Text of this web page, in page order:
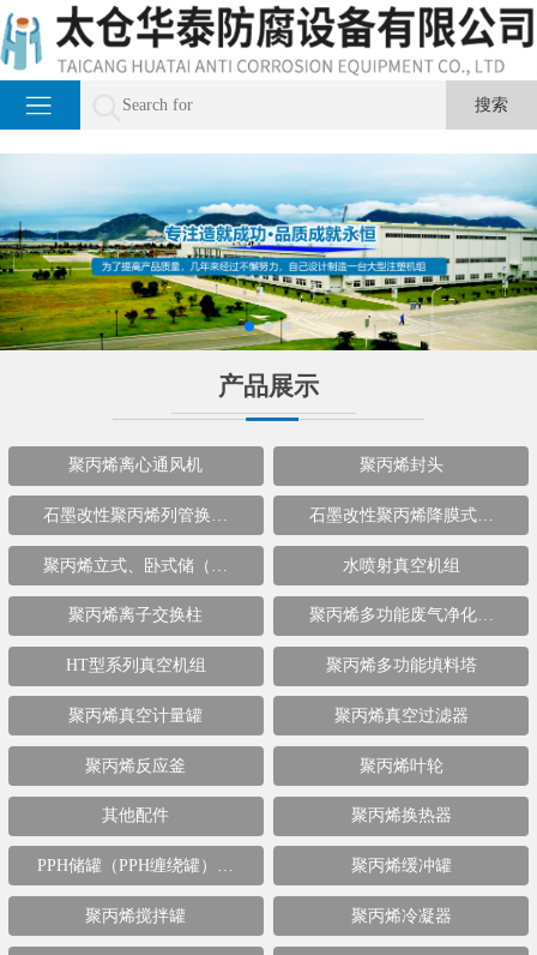
产品展示
聚丙烯离心通风机 聚丙烯封头
石墨改性聚丙烯列管换… 石墨改性聚丙烯降膜式…
聚丙烯立式、卧式储（… 水喷射真空机组
聚丙烯离子交换柱 聚丙烯多功能废气净化…
HT型系列真空机组 聚丙烯多功能填料塔
聚丙烯真空计量罐 聚丙烯真空过滤器
聚丙烯反应釜 聚丙烯叶轮
其他配件 聚丙烯换热器
PPH储罐（PPH缠绕罐）… 聚丙烯缓冲罐
聚丙烯搅拌罐 聚丙烯冷凝器